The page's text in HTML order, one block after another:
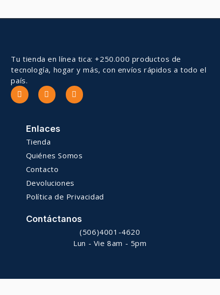
Tu tienda en línea tica: +250.000 productos de
tecnología, hogar y más, con envíos rápidos a todo el
país.
Enlaces
Tienda
Quiénes Somos
Contacto
Devoluciones
Política de Privacidad
Contáctanos
(506)4001-4620
Lun - Vie 8am - 5pm